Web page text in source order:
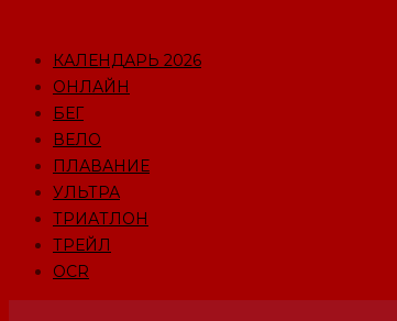
КАЛЕНДАРЬ 2026
ОНЛАЙН
БЕГ
ВЕЛО
ПЛАВАНИЕ
УЛЬТРА
ТРИАТЛОН
ТРЕЙЛ
OCR